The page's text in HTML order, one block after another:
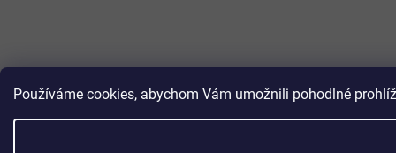
Používáme cookies, abychom Vám umožnili pohodlné